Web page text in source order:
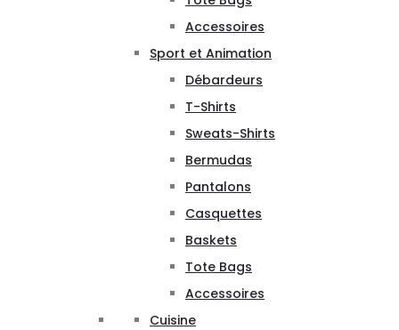
Accessoires
Sport et Animation
Débardeurs
T-Shirts
Sweats-Shirts
Bermudas
Pantalons
Casquettes
Baskets
Tote Bags
Accessoires
Cuisine